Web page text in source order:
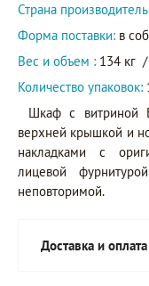
Страна производитель
Форма поставки: в
Вес и объем : 134 кг /
Количество упаковок:
Шкаф с витриной
верхней крышкой и
накладками с
лицевой
неповторимой.
Доставка и оплата